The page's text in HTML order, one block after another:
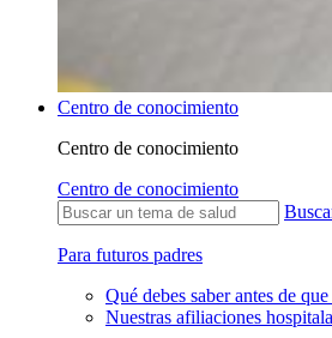
Centro de conocimiento
Centro de conocimiento
Centro de conocimiento
Para futuros padres
Qué debes saber antes de
Nuestras afiliaciones